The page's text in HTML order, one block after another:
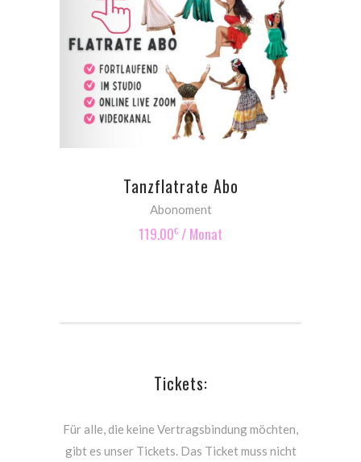
SIGN UP NOW
Tanzflatrate Abo
Abonoment
119.00€ / Monat
Tickets:
Für alle, die keine Vertragsbindung möchten,
gibt es unser Tickets. Das Ticket muss nicht